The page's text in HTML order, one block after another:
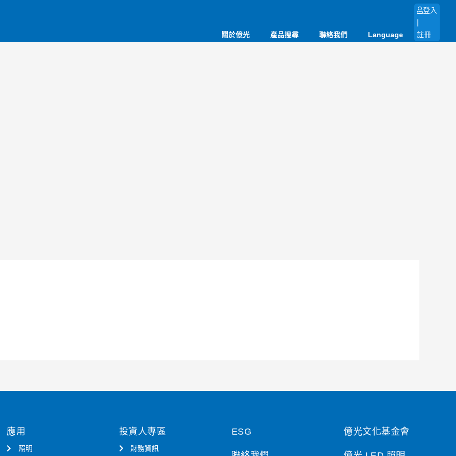
關於億光 產品搜尋 聯絡我們 Language
登入
|
註冊
應用
照明
投資人專區
財務資訊
ESG 億光文化基金會